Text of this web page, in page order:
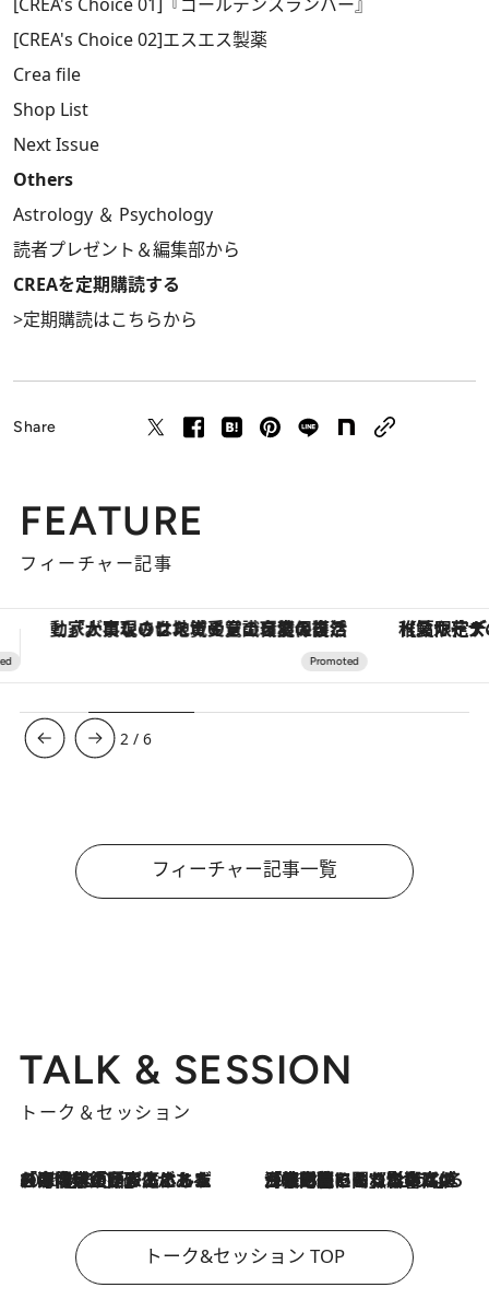
[CREA's Choice 02]エスエス製薬
Crea file
Shop List
Next Issue
Others
Astrology ＆ Psychology
読者プレゼント＆編集部から
CREAを定期購読する
>定期購読はこちらから
Share
FEATURE
フィーチャー記事
【夏限定ディナーコース】旬を迎える稚鮎や花ズッキーニなどをイタリア・トスカーナの郷土料理の手法で満喫！ ヴァシュロン・コンスタンタ
3 /6
フィーチャー記事一覧
TALK & SESSION
トーク＆セッション
2026.8.3
「今後値上げがあるとすれば…」「リスクがあるのは今年の冬」エネルギー専門家が語る、ホルムズ海峡封鎖が家庭にもたらす“ある心配” 2026.8.3
「住宅建てられない…」「サーチャージ料の高値が続いている」ホルムズ海峡封鎖による影響はいつまで続く？《エネルギー専門家に聞く“どうなる日本の暮らし”》
トーク&セッション TOP